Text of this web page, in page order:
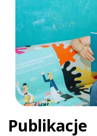
Publikacje